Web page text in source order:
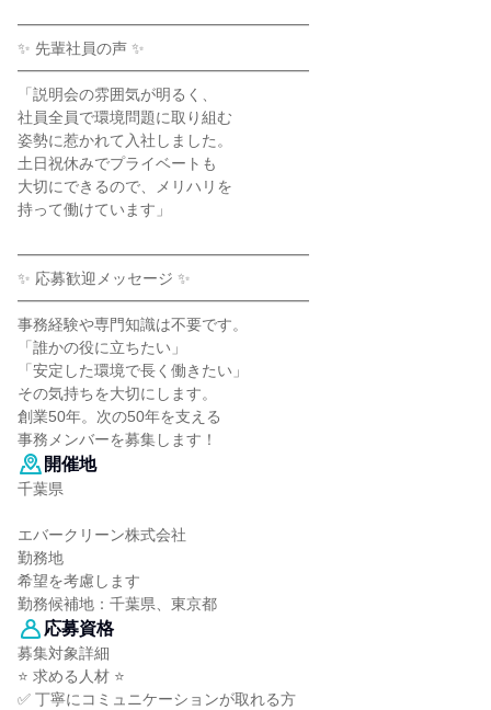
━━━━━━━━━━━━━━━━━━━
✨ 先輩社員の声 ✨
━━━━━━━━━━━━━━━━━━━
「説明会の雰囲気が明るく、
社員全員で環境問題に取り組む
姿勢に惹かれて入社しました。
土日祝休みでプライベートも
大切にできるので、メリハリを
持って働けています」
━━━━━━━━━━━━━━━━━━━
✨ 応募歓迎メッセージ ✨
━━━━━━━━━━━━━━━━━━━
事務経験や専門知識は不要です。
「誰かの役に立ちたい」
「安定した環境で長く働きたい」
その気持ちを大切にします。
創業50年。次の50年を支える
事務メンバーを募集します！
開催地
千葉県
エバークリーン株式会社
勤務地
希望を考慮します
勤務候補地：千葉県、東京都
応募資格
募集対象詳細
⭐ 求める人材 ⭐
✅ 丁寧にコミュニケーションが取れる方